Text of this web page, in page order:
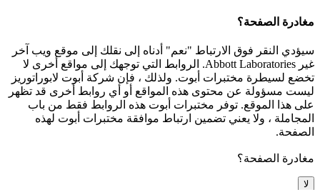
مغادرة الصفحة؟
سيؤدي النقر فوق الارتباط "نعم" أدناه إلى نقلك إلى موقع ويب آخر
غير Abbott Laboratories. الروابط التي توجهك إلى مواقع أخرى لا
تخضع لسيطرة مختبرات أبوت. ولذلك ، فإن شركة أبوت لابوراتوريز
ليست مسؤولة عن محتوى هذه المواقع أو أي روابط أخرى قد تظهر
على هذا الموقع. توفر مختبرات أبوت هذه الروابط فقط من باب
المجاملة ، ولا يعني تضمين ارتباط موافقة مختبرات أبوت لهذه
الصفحة.
مغادرة الصفحة؟
لا